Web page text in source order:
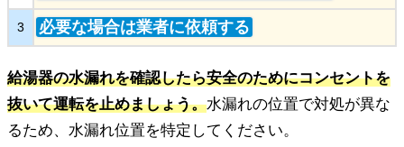
3 必要な場合は業者に依頼する
給湯器の水漏れを確認したら安全のためにコンセントを
抜いて運転を止めましょう。水漏れの位置で対処が異な
るため、水漏れ位置を特定してください。